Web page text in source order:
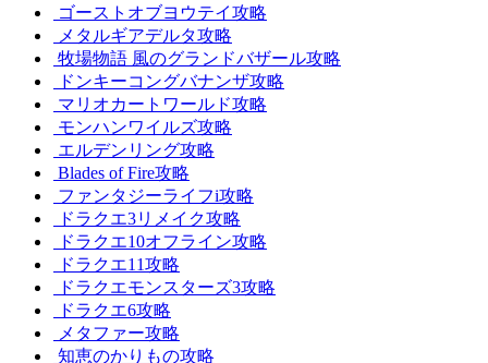
ゴーストオブヨウテイ攻略
メタルギアデルタ攻略
牧場物語 風のグランドバザール攻略
ドンキーコングバナンザ攻略
マリオカートワールド攻略
モンハンワイルズ攻略
エルデンリング攻略
Blades of Fire攻略
ファンタジーライフi攻略
ドラクエ3リメイク攻略
ドラクエ10オフライン攻略
ドラクエ11攻略
ドラクエモンスターズ3攻略
ドラクエ6攻略
メタファー攻略
知恵のかりもの攻略